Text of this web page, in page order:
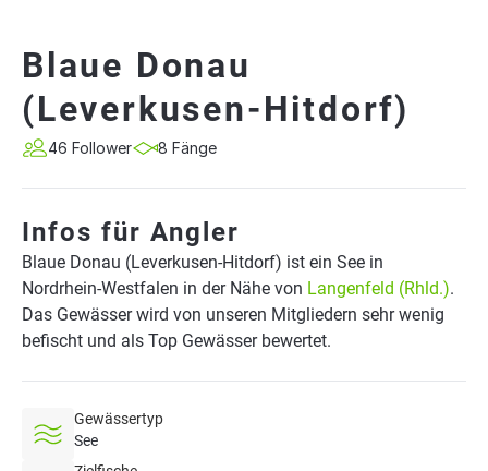
Blaue Donau
(Leverkusen-Hitdorf)
46 Follower 8 Fänge
Infos für Angler
Blaue Donau (Leverkusen-Hitdorf) ist ein See in
Nordrhein-Westfalen in der Nähe von Langenfeld (Rhld.).
Das Gewässer wird von unseren Mitgliedern sehr wenig
befischt und als Top Gewässer bewertet.
Gewässertyp
See